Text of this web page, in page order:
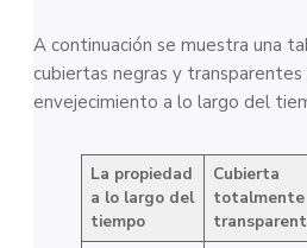
A continuación se muestra una
cubiertas negras y transparentes
envejecimiento a lo largo del
La propiedad
a lo largo del
tiempo
Cubierta
totalmente